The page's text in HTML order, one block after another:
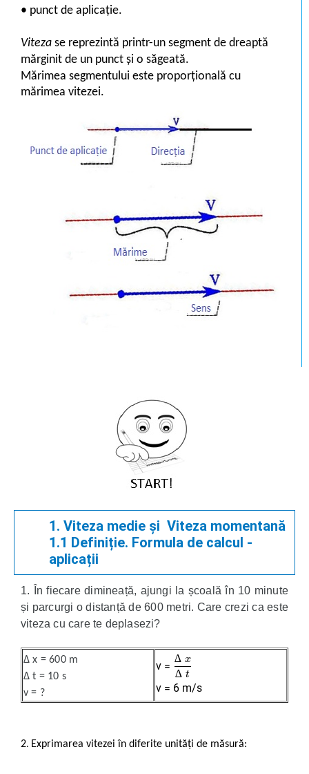
• punct de aplicație.
Viteza se reprezintă printr-un segment de dreaptă
mărginit de un punct și o săgeată.
Mărimea segmentului este proporțională cu
mărimea vitezei.
1. Viteza medie și Viteza momentană
1.1 Definiție. Formula de calcul -
aplicații
1. În fiecare dimineață, ajungi la școală în 10 minute
și parcurgi o distanță de 600 metri. Care crezi ca este
viteza cu care te deplasezi?
Δ x = 600 m
Δ t = 10 s
v = ?
v = ∆x∆
∆x∆
∆x
∆ t
v = 6 m/s
2. Exprimarea vitezei în diferite unități de măsură: